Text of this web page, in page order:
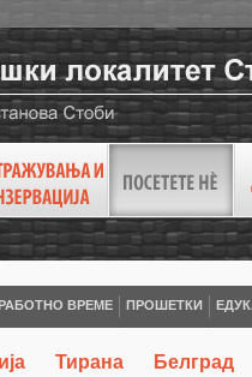
ВРЕМЕ ПРОШЕТКИ
Тирана Белград